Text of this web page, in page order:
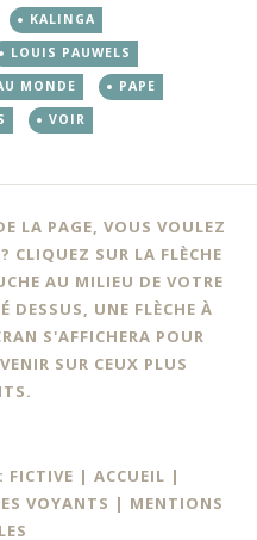
KALINGA
LOUIS PAUWELS
MONDE
PAPE
VOIR
LA PAGE, VOUS VOULEZ
CLIQUEZ SUR LA FLÈCHE
AU MILIEU DE VOTRE
DESSUS, UNE FLÈCHE À
S'AFFICHERA POUR
SUR CEUX PLUS
FICTIVE | ACCUEIL |
VOYANTS | MENTIONS